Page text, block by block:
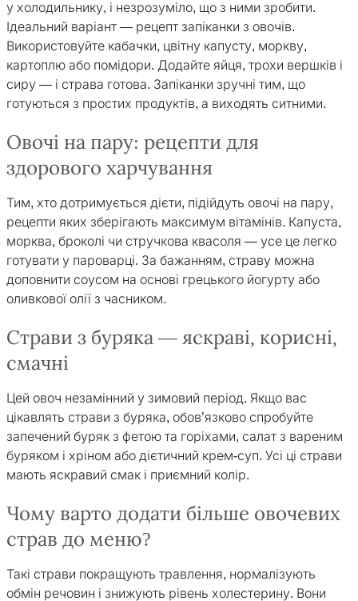
у холодильнику, і незрозуміло, що з ними зробити.
Ідеальний варіант — рецепт запіканки з овочів.
Використовуйте кабачки, цвітну капусту, моркву,
картоплю або помідори. Додайте яйця, трохи вершків і
сиру — і страва готова. Запіканки зручні тим, що
готуються з простих продуктів, а виходять ситними.
Овочі на пару: рецепти для
здорового харчування
Тим, хто дотримується дієти, підійдуть овочі на пару,
рецепти яких зберігають максимум вітамінів. Капуста,
морква, броколі чи стручкова квасоля — усе це легко
готувати у пароварці. За бажанням, страву можна
доповнити соусом на основі грецького йогурту або
оливкової олії з часником.
Страви з буряка — яскраві, корисні,
смачні
Цей овоч незамінний у зимовий період. Якщо вас
цікавлять страви з буряка, обов’язково спробуйте
запечений буряк з фетою та горіхами, салат з вареним
буряком і хріном або дієтичний крем-суп. Усі ці страви
мають яскравий смак і приємний колір.
Чому варто додати більше овочевих
страв до меню?
Такі страви покращують травлення, нормалізують
обмін речовин і знижують рівень холестерину. Вони